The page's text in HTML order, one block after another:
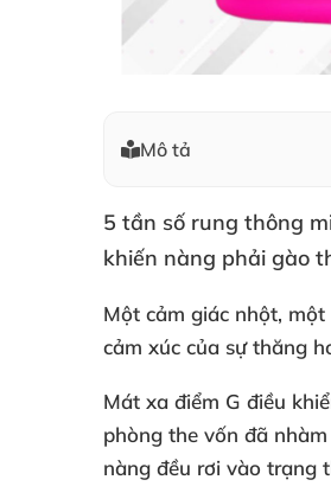
Mô tả
5 tần số rung thông
khiến nàng phải gào
Một cảm giác nhột, một
cảm xúc của sự thăng
Mát xa điểm G điều
phòng the vốn đã
nàng đều rơi vào trạng